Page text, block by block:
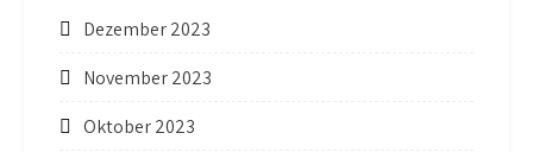
Dezember 2023
November 2023
Oktober 2023